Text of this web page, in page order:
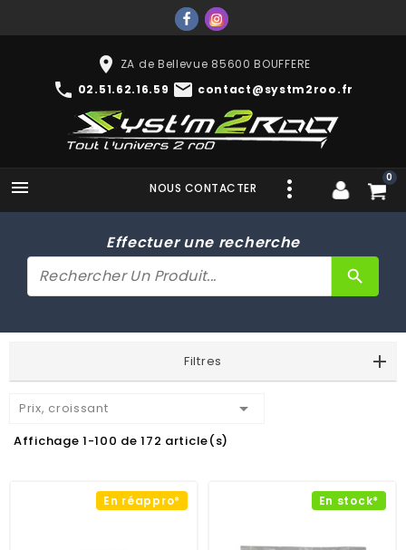
place ZA de Bellevue 85600 BOUFFERE
phone 02.51.62.16.59 mail contact@systm2roo.fr
 0
NOUS CONTACTER
Effectuer une recherche
search
Filtres
Prix, croissant 
Affichage 1-100 de 172 article(s)
En réappro* En stock*